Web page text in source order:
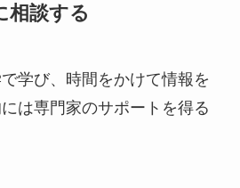
相談する
学び、時間をかけて情報を
は専門家のサポートを得る